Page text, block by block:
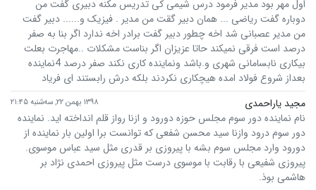
اول مهر بود مدیر فرمود درس شیمی کی تدریس مکنه دبیری گفت من
دوباره گفت ریاضی ... همان دبیر گقت من مدیر . فیزیک و...... دبیر گفت
من مدیر عصبانی شد اخه چطور دبیر گفت برادر اخه ندارد اگر بنا به صفر
درصد است فرقی نمیکند حاتا عزیزان اگر بناست مشکلات ..مهاجرت بعلت
بیکاری نابسامانی شهری و.باشد ونماینده کاری نکند صفر درصد 4نماینده
بعداز شروع فولاد امده هیچکاری نکردند بلکه درش رابستند ای فریاد
مجید یاراحمدی
۱۳۹۸ بهمن ۲۲, سه‌شنبه ۲۱:۴۵
نام نماینده ‌دور سوم مجلس حوزه دورود و ازنا رو‌از قلم انداخته اید. نماینده
دور سوم درود و‌ازنا سید محسن شفعی که توانست برا اولین بار نماینده از
دورود وارد مجلس سوم بشه با پیروزی بر قدری مثل سید عباس موسوی.
پیروزی شفیعی با رقابت با موسوی درست مثل پیروزی احمدی نژاد بر
هاشمی بوذ.